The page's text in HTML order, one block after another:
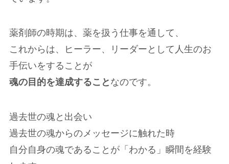
薬剤師の時期は、薬を扱う仕事を通して、
これからは、ヒーラー、リーダーとして人生のお
手伝いをすることが
魂の目的を達成すること なのです。
過去世の魂と出会い
過去世の魂からのメッセージに触れた時
自分自身の魂であることが「わかる」瞬間を経験